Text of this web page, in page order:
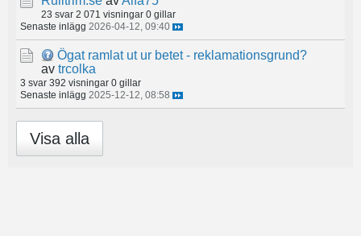
23 svar 2 071 visningar 0 gillar
Senaste inlägg 2026-04-12, 09:40
Ögat ramlat ut ur betet - reklamationsgrund?
av trcolka
3 svar 392 visningar 0 gillar
Senaste inlägg 2025-12-12, 08:58
Visa alla